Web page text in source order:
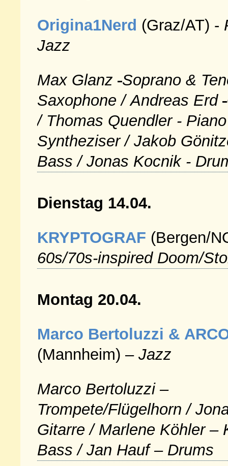
Origina1Nerd (Graz/AT) -
Jazz
Max Glanz Soprano &
Saxophone /Andreas Erd
/ Thomas Quendler-
Syntheziser / Jakob
Bass / Jonas Kocnik-
Dienstag 14.04.
KRYPTOGRAF (Bergen/
60s/70s-inspired Doom/
Montag 20.04.
Marco Bertoluzzi &
(Mannheim) – Jazz
Marco Bertoluzzi –
Trompete/Flügelhorn /
Gitarre / Marlene Köhler –
Bass / Jan Hauf – Drums